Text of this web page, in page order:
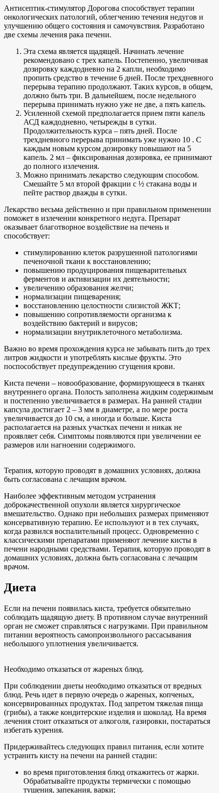
Антисептик-стимулятор Дорогова способствует терапии
онкологических патологий, облегчению течения недугов и
улучшению общего состояния и самочувствия. Разработано
две схемы лечения рака печени.
Эта схема является щадящей. Начинать лечение
рекомендовано с трех капель. Постепенно, увеличивая
дозировку каждодневно на 2 капли, необходимо
пропить средство в течение 6 дней. После трехдневного
перерыва терапию продолжают. Таких курсов, в общем,
должно быть три. В дальнейшем, после недельного
перерыва принимать нужно уже не две, а пять капель.
Усиленной схемой предполагается прием пяти капель
АСД каждодневно, четырежды в сутки.
Продолжительность курса – пять дней. После
трехдневного перерыва принимать уже нужно 10 . С
каждым новым курсом дозировку повышают на 5
капель. 2 мл – фиксированная дозировка, ее принимают
до полного излечения.
Можно принимать лекарство следующим способом.
Смешайте 5 мл второй фракции с ½ стакана воды и
пейте раствор дважды в сутки.
Лекарство весьма действенно и при правильном применении
поможет в излечении конкретного недуга. Препарат
оказывает благотворное воздействие на печень и
способствует:
стимулированию клеток разрушенной патологиями
печеночной ткани к восстановлению;
повышению продуцирования пищеварительных
ферментов и активизации их деятельности;
увеличению образования желчи;
нормализации пищеварения;
восстановлению целостности слизистой ЖКТ;
повышению сопротивляемости организма к
воздействию бактерий и вирусов;
нормализации внутриклеточного метаболизма.
Важно во время прохождения курса не забывать пить до трех
литров жидкости и употреблять кислые фрукты. Это
поспособствует предупреждению сгущения крови.
Киста печени – новообразование, формирующееся в тканях
внутреннего органа. Полость заполнена жидким содержимым
и постепенно увеличивается в размерах. На ранней стадии
капсула достигает 2 – 3 мм в диаметре, а по мере роста
увеличивается до 10 см, а иногда и больше. Киста
располагается на разных участках печени и никак не
проявляет себя. Симптомы появляются при увеличении ее
размеров или нагноении содержимого.
Терапия, которую проводят в домашних условиях, должна
быть согласована с лечащим врачом.
Наиболее эффективным методом устранения
доброкачественной опухоли является хирургическое
вмешательство. Однако при небольших размерах применяют
консервативную терапию. Ее используют и в тех случаях,
когда развился воспалительный процесс. Одновременно с
классическими препаратами применяют лечение кисты в
печени народными средствами. Терапия, которую проводят в
домашних условиях, должна быть согласована с лечащим
врачом.
Диета
Если на печени появилась киста, требуется обязательно
соблюдать щадящую диету. В противном случае внутренний
орган не сможет справляться с нагрузками. При правильном
питании вероятность самопроизвольного рассасывания
небольшого уплотнения увеличивается.
Необходимо отказаться от жареных блюд.
При соблюдении диеты необходимо отказаться от вредных
блюд. Речь идет в первую очередь о жареных, копченых,
консервированных продуктах. Под запретом тяжелая пища
(грибы), а также кондитерские изделия и шоколад. На время
лечения стоит отказаться от алкоголя, газировки, постараться
избегать курения.
Придерживайтесь следующих правил питания, если хотите
устранить кисту на печени на ранней стадии:
во время приготовления блюд откажитесь от жарки.
Обрабатывайте продукты термически с помощью
тушения, запекания, варки;